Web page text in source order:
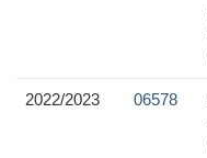
2022/2023 06578